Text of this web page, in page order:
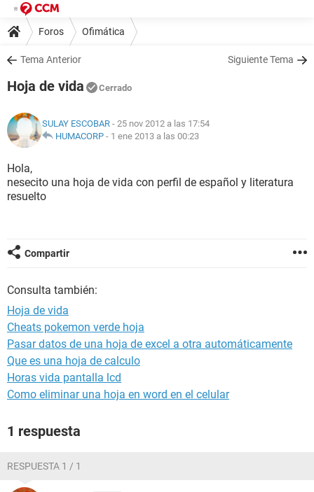
Foros Ofimática
Tema Anterior Siguiente Tema
Hoja de vida Cerrado
SULAY ESCOBAR - 25 nov 2012 a las 17:54
HUMACORP - 1 ene 2013 a las 00:23
Hola,
nesecito una hoja de vida con perfil de español y literatura
resuelto
Compartir
Consulta también:
Hoja de vida
Cheats pokemon verde hoja
Pasar datos de una hoja de excel a otra automáticamente
Que es una hoja de calculo
Horas vida pantalla lcd
Como eliminar una hoja en word en el celular
1 respuesta
RESPUESTA 1 / 1